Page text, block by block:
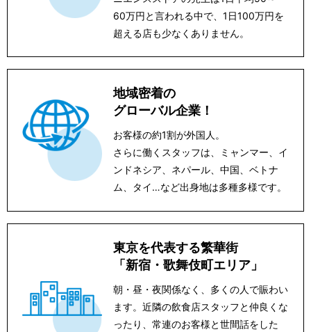
60万円と言われる中で、1日100万円を
超える店も少なくありません。
地域密着の
グローバル企業！
お客様の約1割が外国人。
さらに働くスタッフは、ミャンマー、イ
ンドネシア、ネパール、中国、ベトナ
ム、タイ…など出身地は多種多様です。
東京を代表する繁華街
「新宿・歌舞伎町エリア」
朝・昼・夜関係なく、多くの人で賑わい
ます。近隣の飲食店スタッフと仲良くな
ったり、常連のお客様と世間話をした